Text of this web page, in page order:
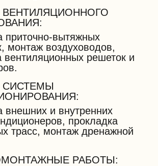
приточно-вытяжных
монтаж воздуховодов,
вентиляционных решеток и
внешних и внутренних
прокладка
трасс, монтаж дренажной
РАБОТЫ: